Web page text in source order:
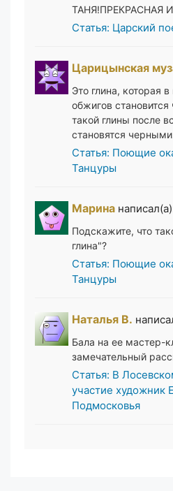
ТАНЯ!ПРЕКРАСНАЯ
Статья: Царский
Царицынская
Это глина, которая
обжигов
такой глины после
становятся
Статья: Поющие
Танцуры
Марина
Подскажите, что
глина"?
Статья: Поющие
Танцуры
Наталья В.
Бала на ее мастер-
замечательный
Статья: В
участие художник
Подмосковья